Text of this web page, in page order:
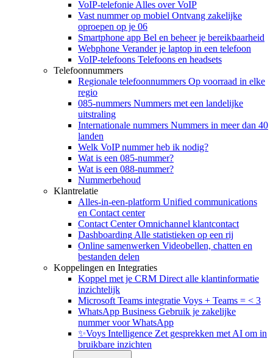
VoIP-telefonie Alles over VoIP
Vast nummer op mobiel Ontvang zakelijke
oproepen op je 06
Smartphone app Bel en beheer je bereikbaarheid
Webphone Verander je laptop in een telefoon
VoIP-telefoons Telefoons en headsets
Telefoonnummers
Regionale telefoonnummers Op voorraad in elke
regio
085-nummers Nummers met een landelijke
uitstraling
Internationale nummers Nummers in meer dan 40
landen
Welk VoIP nummer heb ik nodig?
Wat is een 085-nummer?
Wat is een 088-nummer?
Nummerbehoud
Klantrelatie
Alles-in-een-platform Unified communications
en Contact center
Contact Center Omnichannel klantcontact
Dashboarding Alle statistieken op een rij
Online samenwerken Videobellen, chatten en
bestanden delen
Koppelingen en Integraties
Koppel met je CRM Direct alle klantinformatie
inzichtelijk
Microsoft Teams integratie Voys + Teams = < 3
WhatsApp Business Gebruik je zakelijke
nummer voor WhatsApp
✨Voys Intelligence Zet gesprekken met AI om in
bruikbare inzichten